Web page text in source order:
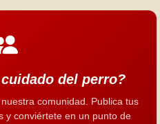
del perro?
comunidad. Publica tus
y conviértete en un punto de